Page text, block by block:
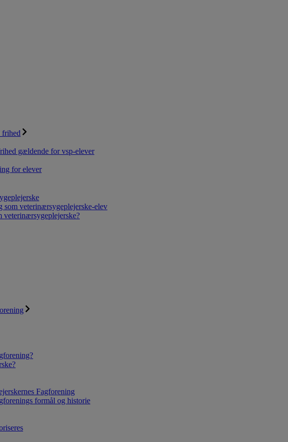
frihed
gældende for vsp-elever
for elever
som veterinærsygeplejerske-elev
veterinærsygeplejerske?
Fagforening
formål og historie